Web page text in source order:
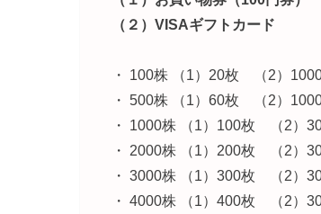
（２）VISAギフトカード
・ 100株 （1）20枚 （2）
・ 500株 （1）60枚 （2）
・ 1000株 （1）100枚 （2）
・ 2000株 （1）200枚 （2）
・ 3000株 （1）300枚 （2）
・ 4000株 （1）400枚 （2）